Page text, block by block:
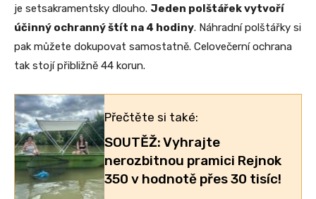
je setsakramentsky dlouho. Jeden polštářek vytvoří
účinný ochranný štít na 4 hodiny. Náhradní polštářky si
pak můžete dokupovat samostatně. Celovečerní ochrana
tak stojí přibližně 44 korun.
Přečtěte si také:
SOUTĚŽ: Vyhrajte
nerozbitnou pramici Rejnok
350 v hodnotě přes 30 tisíc!